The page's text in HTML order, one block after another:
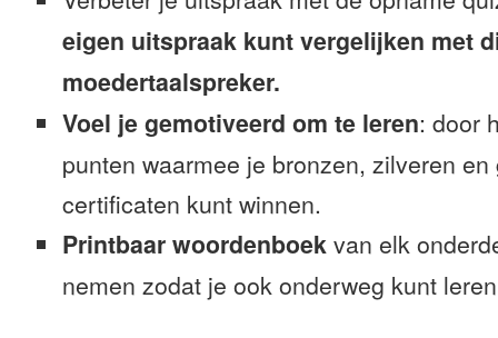
eigen uitspraak kunt vergelijken met
moedertaalspreker.
Voel je gemotiveerd om te leren: door
punten waarmee je bronzen, zilveren en
certificaten kunt winnen.
Printbaar woordenboek van elk
nemen zodat je ook onderweg kunt